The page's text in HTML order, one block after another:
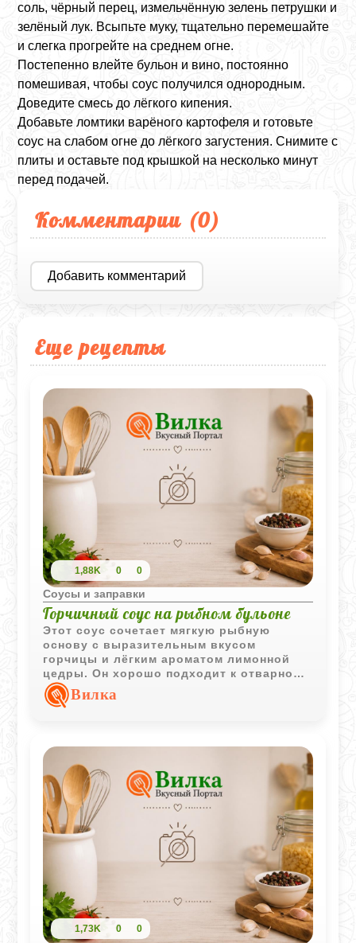
соль, чёрный перец, измельчённую зелень петрушки и
зелёный лук. Всыпьте муку, тщательно перемешайте
и слегка прогрейте на среднем огне.
Постепенно влейте бульон и вино, постоянно
помешивая, чтобы соус получился однородным.
Доведите смесь до лёгкого кипения.
Добавьте ломтики варёного картофеля и готовьте
соус на слабом огне до лёгкого загустения. Снимите с
плиты и оставьте под крышкой на несколько минут
перед подачей.
Комментарии (0)
Добавить комментарий
Еще рецепты
1,88K 0 0
Соусы и заправки
Горчичный соус на рыбном бульоне
Этот соус сочетает мягкую рыбную
основу с выразительным вкусом
горчицы и лёгким ароматом лимонной
цедры. Он хорошо подходит к отварной
и жареной рыбе.
Вилка
1,73K 0 0